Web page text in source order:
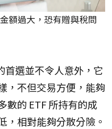
額過大，恐有贈與稅問
首選並不令人意外，它
，不但交易方便，能夠
數的 ETF 所持有的成
，相對能夠分散分險。